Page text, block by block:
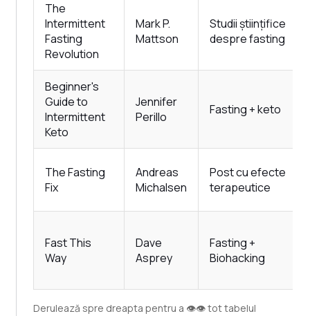
The
Intermittent
Fasting
Revolution
Mark P.
Mattson
Studii științifice
despre fasting
Beginner's
Guide to
Intermittent
Keto
Jennifer
Perillo
Fasting + keto
The Fasting
Fix
Andreas
Michalsen
Post cu efecte
terapeutice
Fast This
Way
Dave
Asprey
Fasting +
Biohacking
Derulează spre dreapta pentru a 👁️👁️ tot tabelul